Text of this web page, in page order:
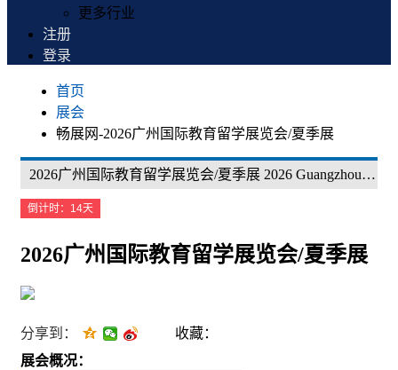
更多行业
注册
登录
首页
展会
畅展网-2026广州国际教育留学展览会/夏季展
2026广州国际教育留学展览会/夏季展 2026 Guangzhou International Education and Study Abroad Exhibition
倒计时：14天
2026广州国际教育留学展览会/夏季展
分享到：
收藏：
展会概况：